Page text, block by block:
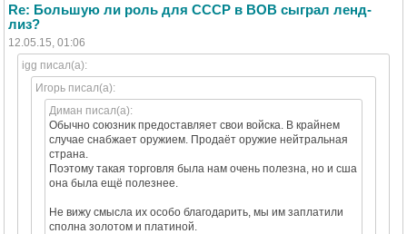
Re: Большую ли роль для СССР в ВОВ сыграл ленд-
лиз?
12.05.15, 01:06
igg писал(а):
Игорь писал(а):
Диман писал(а):
Обычно союзник предоставляет свои войска. В крайнем
случае снабжает оружием. Продаёт оружие нейтральная
страна.
Поэтому такая торговля была нам очень полезна, но и сша
она была ещё полезнее.
Не вижу смысла их особо благодарить, мы им заплатили
сполна золотом и платиной.